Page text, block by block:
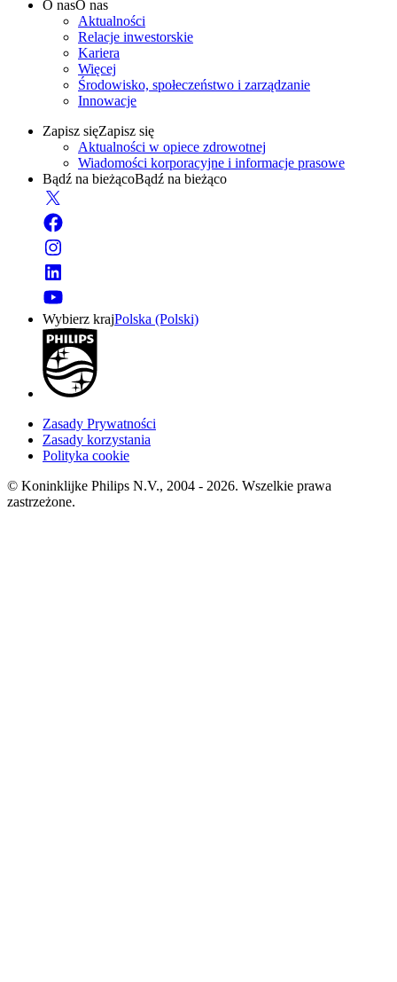
O nasO nas
Aktualności
Relacje inwestorskie
Kariera
Więcej
Środowisko, społeczeństwo i zarządzanie
Innowacje
Zapisz sięZapisz się
Aktualności w opiece zdrowotnej
Wiadomości korporacyjne i informacje prasowe
Bądź na bieżącoBądź na bieżąco
Wybierz krajPolska (Polski)
Zasady Prywatności
Zasady korzystania
Polityka cookie
© Koninklijke Philips N.V., 2004 - 2026. Wszelkie prawa
zastrzeżone.